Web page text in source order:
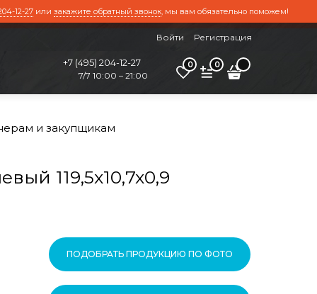
12-27 или закажите обратный звонок, мы вам обязательно поможем!
Войти Регистрация
+7 (495) 204-12-27
7/7 10:00 – 21:00
0 0
и закупщикам
119,5x10,7x0,9
ПОДОБРАТЬ ПРОДУКЦИЮ ПО ФОТО